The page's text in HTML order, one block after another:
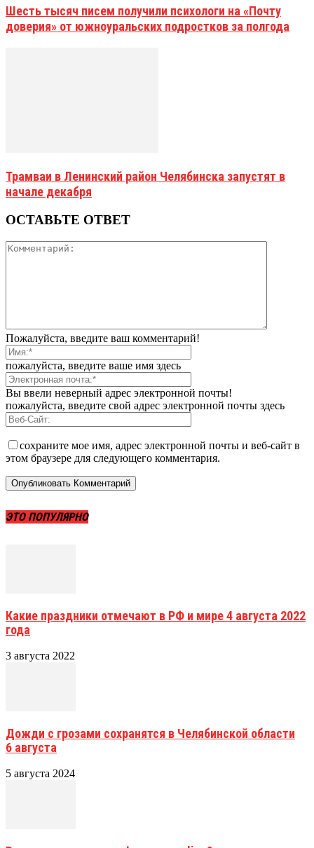
Шесть тысяч писем получили психологи на «Почту
доверия» от южноуральских подростков за полгода
Трамваи в Ленинский район Челябинска запустят в
начале декабря
ОСТАВЬТЕ ОТВЕТ
Пожалуйста, введите ваш комментарий!
пожалуйста, введите ваше имя здесь
Вы ввели неверный адрес электронной почты!
пожалуйста, введите свой адрес электронной почты здесь
сохраните мое имя, адрес электронной почты и веб-сайт в
этом браузере для следующего комментария.
ЭТО ПОПУЛЯРНО
Какие праздники отмечают в РФ и мире 4 августа 2022
года
3 августа 2022
Дожди с грозами сохранятся в Челябинской области
6 августа
5 августа 2024